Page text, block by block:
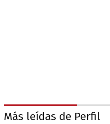
Más leídas de Perfil